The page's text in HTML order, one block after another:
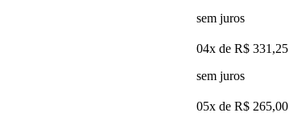
sem juros
04x de R$ 331,25
sem juros
05x de R$ 265,00